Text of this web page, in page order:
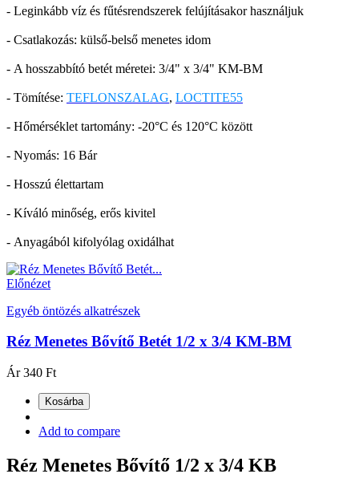
- Leginkább víz és fűtésrendszerek felújításakor használjuk
- Csatlakozás: külső-belső menetes idom
- A hosszabbító betét méretei: 3/4" x 3/4" KM-BM
- Tömítése: TEFLONSZALAG, LOCTITE55
- Hőmérséklet tartomány: -20°C és 120°C között
- Nyomás: 16 Bár
- Hosszú élettartam
- Kíváló minőség, erős kivitel
- Anyagából kifolyólag oxidálhat
Előnézet
Egyéb öntözés alkatrészek
Réz Menetes Bővítő Betét 1/2 x 3/4 KM-BM
Ár 340 Ft
Kosárba
Add to compare
Réz Menetes Bővítő 1/2 x 3/4 KB